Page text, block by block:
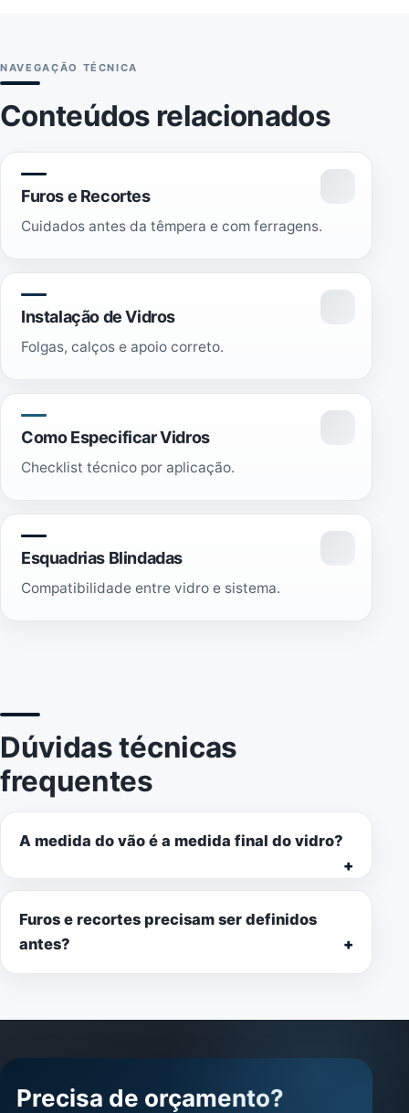
NAVEGAÇÃO TÉCNICA
Conteúdos relacionados
Furos e Recortes
Cuidados antes da têmpera e com ferragens.
Instalação de Vidros
Folgas, calços e apoio correto.
Como Especificar Vidros
Checklist técnico por aplicação.
Esquadrias Blindadas
Compatibilidade entre vidro e sistema.
Dúvidas técnicas
frequentes
A medida do vão é a medida final do vidro?
Furos e recortes precisam ser definidos
antes?
Precisa de orçamento?